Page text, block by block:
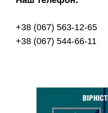
+38 (067) 563-12-65
+38 (067) 544-66-11